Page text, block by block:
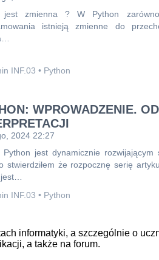
jest zmienna ? W Python
istnieją zmienne do
INF.03 • Python
WPROWADZENIE.
2024 22:27
Python jest dynamicznie rozwijającym
stwierdziłem że rozpocznę serię
INF.03 • Python
informatyki, a szczególnie o
a także na forum.